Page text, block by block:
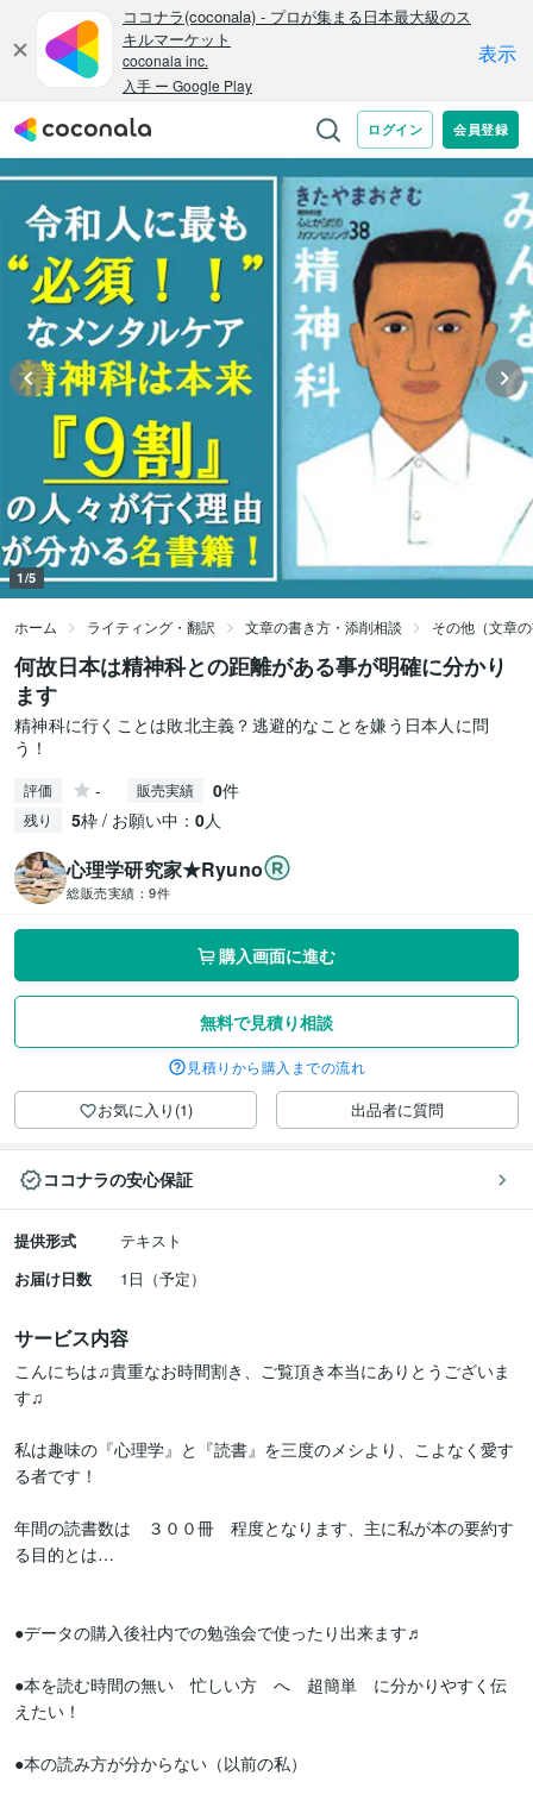
1/5
ホーム ライティング・翻訳 文章の書き方・添削相談 その他（文章
何故日本は精神科との距離がある事が明確に分かり
ます
精神科に行くことは敗北主義？逃避的なことを嫌う日本人に問
う！
評価 - 販売実績 0件
残り 5枠 / お願い中： 0人
心理学研究家★Ryuno
総販売実績： 9件
購入画面に進む
無料で見積り相談
見積りから購入までの流れ
お気に入り(1) 出品者に質問
ココナラの安心保証
提供形式
テキスト
お届け日数
1日（予定）
サービス内容
こんにちは♫貴重なお時間割き、ご覧頂き本当にありとうございま
す♫
私は趣味の『心理学』と『読書』を三度のメシより、こよなく愛す
る者です！
年間の読書数は　３００冊　程度となります、主に私が本の要約す
る目的とは…
●データの購入後社内での勉強会で使ったり出来ます♬
●本を読む時間の無い　忙しい方　へ　超簡単　に分かりやすく伝
えたい！
●本の読み方が分からない（以前の私）